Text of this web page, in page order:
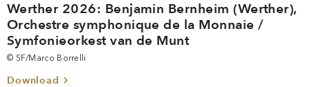
Werther 2026: Benjamin Bernheim (Werther),
Orchestre symphonique de la Monnaie /
Symfonieorkest van de Munt
© SF/Marco Borrelli
Download